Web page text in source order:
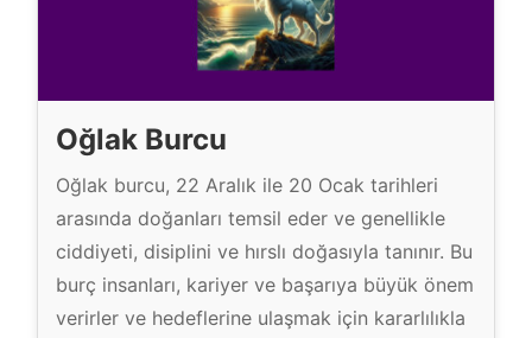
Oğlak Burcu
Oğlak burcu, 22 Aralık ile 20 Ocak tarihleri
arasında doğanları temsil eder ve genellikle
ciddiyeti, disiplini ve hırslı doğasıyla tanınır. Bu
burç insanları, kariyer ve başarıya büyük önem
verirler ve hedeflerine ulaşmak için kararlılıkla